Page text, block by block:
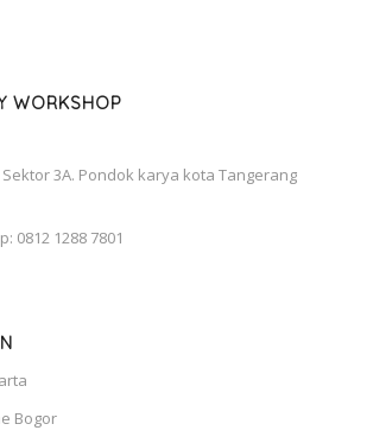
WORKSHOP
Sektor 3A. Pondok karya kota Tangerang
0812 1288 7801
Bogor